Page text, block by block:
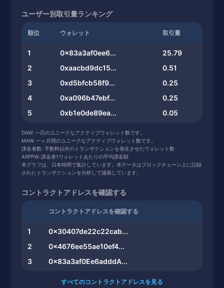
ユーザー別取引量ランキング
順位 ウォレット 取引量
1 0x83a3af0ee6...
25.79
2
0xaacbd9dc15...
0.51
3
0xd5bfcb58f9...
0.25
4
0xa096b47ebf...
0.25
5
0xb1e0de89ea... 0.05
DAW: 一日のユニークなアクティブウォレット数です。
MAW: 一ヶ月間のユニークなアクティブウォレット数です。
課金者数: 手数料以外のトランザクションを発生させたウォレット数
ARPPW: 課金者1ウォレットあたりの平均課金額
本グラフは、日本時間で集計しています。本データはブロックチェーン上に記録
されたトランザクションを分析して描画しています。
コントラクトアドレスを確認する
コントラクトアドレスを確認する
1
0x30407de22c22cab...
2
0x4676ee55ae10ef4...
3
0x83a3af0Ee6adddA...
すべてのコントラクトアドレスを見る